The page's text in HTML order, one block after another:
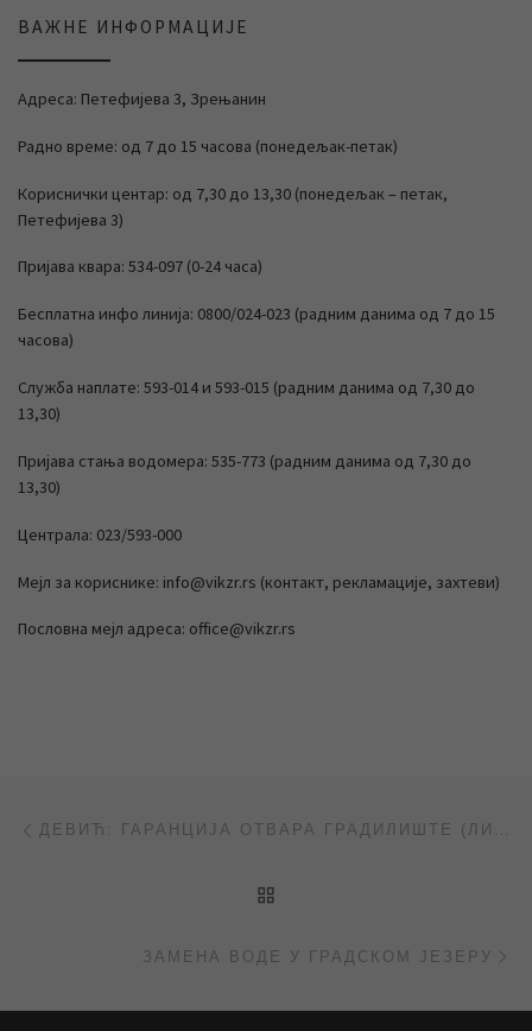
ВАЖНЕ ИНФОРМАЦИЈЕ
Адреса: Петефијева 3, Зрењанин
Радно време: од 7 до 15 часова (понедељак-петак)
Кориснички центар: од 7,30 до 13,30 (понедељак – петак,
Петефијева 3)
Пријава квара: 534-097 (0-24 часа)
Бесплатна инфо линија: 0800/024-023 (радним данима од 7 до 15
часова)
Служба наплате: 593-014 и 593-015 (радним данима од 7,30 до
13,30)
Пријава стања водомера: 535-773 (радним данима од 7,30 до
13,30)
Централа: 023/593-000
Мејл за кориснике: info@vikzr.rs (контакт, рекламације, захтеви)
Пословна мејл адреса: office@vikzr.rs
Post navigation ДЕВИЋ: ГАРАНЦИЈА ОТВАРА ГРАДИЛИШТЕ (ЛИСТ „ЗРЕЊАНИН“)
ЗАМЕНА ВОДЕ У ГРАДСКОМ ЈЕЗЕРУ